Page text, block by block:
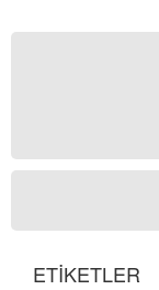
ETİKETLER